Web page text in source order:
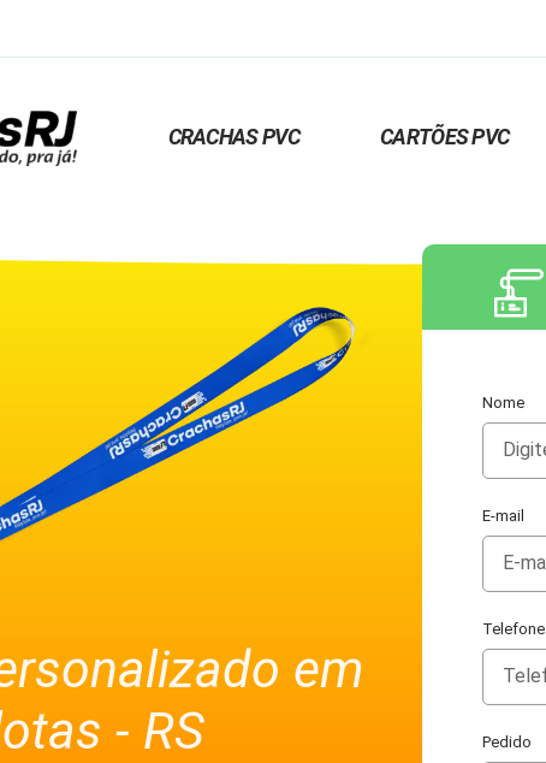
CRACHAS PVC CARTÕES PVC
em
- RS
Nome
E-mail
Telefone
Pedido